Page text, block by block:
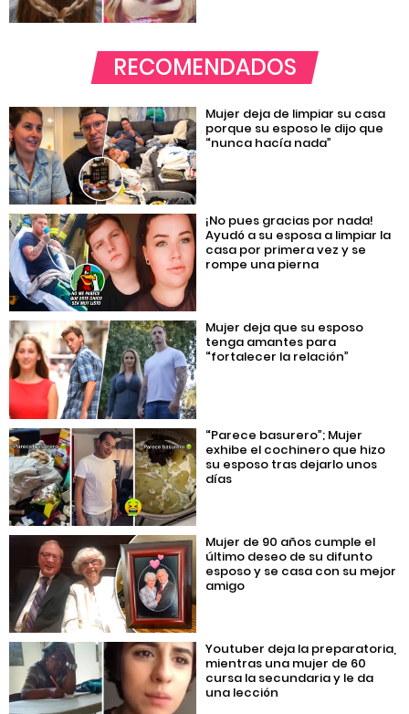
RECOMENDADOS
Mujer deja de limpiar su casa
porque su esposo le dijo que
“nunca hacía nada”
¡No pues gracias por nada!
Ayudó a su esposa a limpiar la
casa por primera vez y se
rompe una pierna
Mujer deja que su esposo
tenga amantes para
“fortalecer la relación”
“Parece basurero”; Mujer
exhibe el cochinero que hizo
su esposo tras dejarlo unos
días
Mujer de 90 años cumple el
último deseo de su difunto
esposo y se casa con su mejor
amigo
Youtuber deja la preparatoria,
mientras una mujer de 60
cursa la secundaria y le da
una lección